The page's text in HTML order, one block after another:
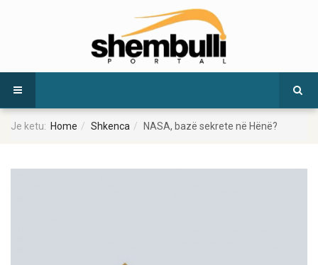
Je ketu: Home Shkenca NASA, bazë sekrete në Hënë?